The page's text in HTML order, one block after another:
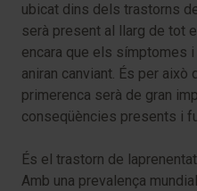
ubicat dins dels trastorns
serà present al llarg de tot
encara que els símptomes
aniran canviant. És per
primerenca serà de gran
conseqüències presents i
És el trastorn de
Amb una prevalença